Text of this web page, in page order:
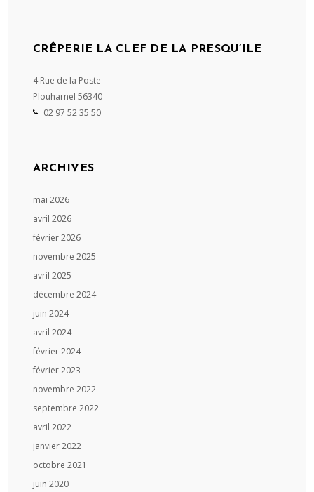
CRÊPERIE LA CLEF DE LA PRESQU’ILE
4 Rue de la Poste
Plouharnel 56340
02 97 52 35 50
ARCHIVES
mai 2026
avril 2026
février 2026
novembre 2025
avril 2025
décembre 2024
juin 2024
avril 2024
février 2024
février 2023
novembre 2022
septembre 2022
avril 2022
janvier 2022
octobre 2021
juin 2020